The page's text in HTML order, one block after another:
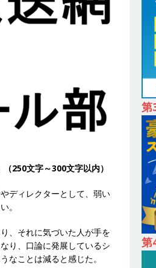
ツワ電機工業
体育会積極採
傘下 ｜ 初任給40万 ｜ 人より
インターネット広告事業を始
ド上場 ｜ 業界No.1 企業医療
ブランディングが経験できる
】大阪勤務・転勤なし ｜ 関西
初任給30万+手当、1年目で年
250文字～300文字以内）
ディレクターとして、弱い
。
、それに気づいた人が手を
り、口論に発展しているシ
なことは減ると感じた。
第
第